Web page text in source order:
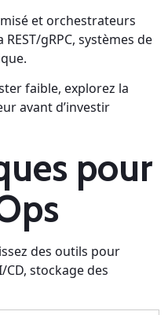
et orchestrateurs
gRPC, systèmes de
faible, explorez la
avant d’investir
pour
des outils pour
stockage des